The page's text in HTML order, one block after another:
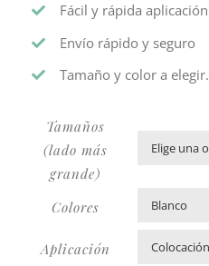
Fácil y rápida aplicación
Envío rápido y seguro
Tamaño y color a elegir.
Tamaños
(lado más
grande)
Colores
Aplicación